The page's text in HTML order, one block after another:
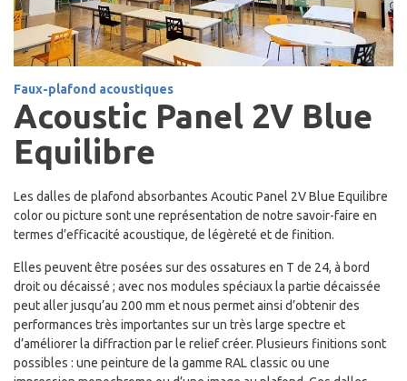
Faux-plafond acoustiques
Acoustic Panel 2V Blue
Equilibre
Les dalles de plafond absorbantes Acoutic Panel 2V Blue Equilibre
color ou picture sont une représentation de notre savoir-faire en
termes d’efficacité acoustique, de légèreté et de finition.
Elles peuvent être posées sur des ossatures en T de 24, à bord
droit ou décaissé ; avec nos modules spéciaux la partie décaissée
peut aller jusqu’au 200 mm et nous permet ainsi d’obtenir des
performances très importantes sur un très large spectre et
d’améliorer la diffraction par le relief créer. Plusieurs finitions sont
possibles : une peinture de la gamme RAL classic ou une